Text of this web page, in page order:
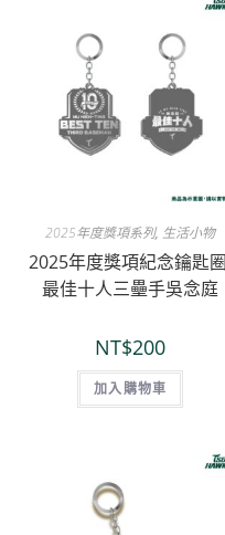
2025年度獎項系列, 生活小物
2025年度獎項紀念鑰匙
最佳十人三壘手吳念庭
NT$200
加入購物車